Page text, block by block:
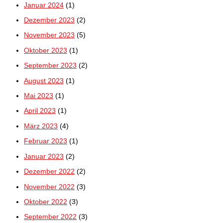
Januar 2024 (1)
Dezember 2023 (2)
November 2023 (5)
Oktober 2023 (1)
September 2023 (2)
August 2023 (1)
Mai 2023 (1)
April 2023 (1)
März 2023 (4)
Februar 2023 (1)
Januar 2023 (2)
Dezember 2022 (2)
November 2022 (3)
Oktober 2022 (3)
September 2022 (3)